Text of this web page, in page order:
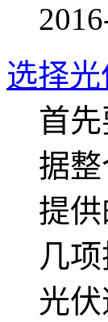
选择
首
据
提
几
光